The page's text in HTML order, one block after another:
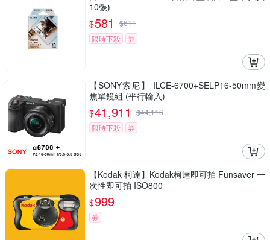
10張)
$581 $611
限時下殺
券
【SONY索尼】 ILCE-6700+SELP16-50mm變
焦單鏡組 (平行輸入)
$41,911 $44,116
限時下殺
券
【Kodak 柯達】Kodak柯達即可拍 Funsaver 一
次性即可拍 ISO800
$999
券